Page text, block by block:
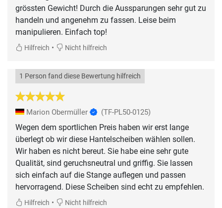
grössten Gewicht! Durch die Aussparungen sehr gut zu
handeln und angenehm zu fassen. Leise beim
manipulieren. Einfach top!
Hilfreich • Nicht hilfreich
1 Person fand diese Bewertung hilfreich
Marion Obermüller (TF-PL50-0125)
Wegen dem sportlichen Preis haben wir erst lange
überlegt ob wir diese Hantelscheiben wählen sollen.
Wir haben es nicht bereut. Sie habe eine sehr gute
Qualität, sind geruchsneutral und griffig. Sie lassen
sich einfach auf die Stange auflegen und passen
hervorragend. Diese Scheiben sind echt zu empfehlen.
Hilfreich • Nicht hilfreich